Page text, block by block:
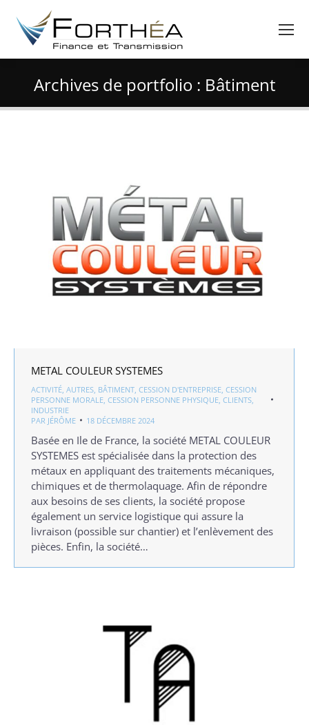
Archives de portfolio : Bâtiment
Vous êtes ici :
METAL COULEUR SYSTEMES
ACTIVITÉ AUTRES BÂTIMENT CESSION D'ENTREPRISE CESSION
PERSONNE MORALE CESSION PERSONNE PHYSIQUE CLIENTS
INDUSTRIE
PAR JÉRÔME 18 DÉCEMBRE 2024
Basée en Ile de France, la société METAL COULEUR
SYSTEMES est spécialisée dans la protection des
métaux en appliquant des traitements mécaniques,
chimiques et de thermolaquage. Afin de répondre
aux besoins de ses clients, la société propose
également un service logistique qui assure la
livraison (possible sur chantier) et l’enlèvement des
pièces. Enfin, la société…